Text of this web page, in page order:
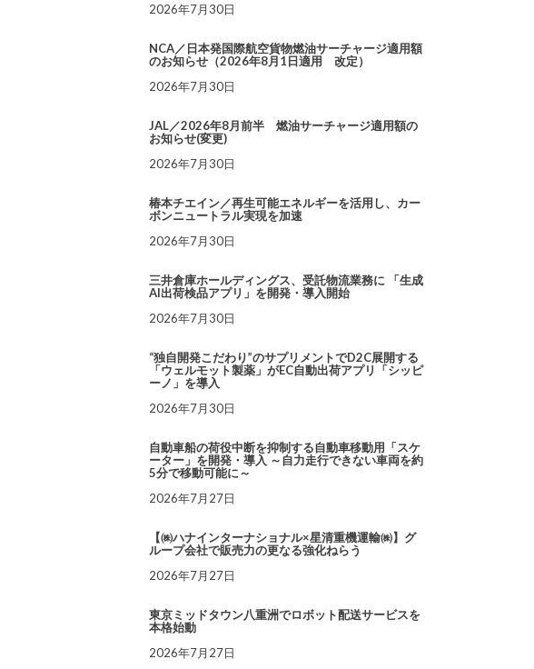
2026年7月30日
NCA／日本発国際航空貨物燃油サーチャージ適用額
のお知らせ（2026年8月1日適用 改定）
2026年7月30日
JAL／2026年8月前半 燃油サーチャージ適用額の
お知らせ(変更)
2026年7月30日
椿本チエイン／再生可能エネルギーを活用し、カー
ボンニュートラル実現を加速
2026年7月30日
三井倉庫ホールディングス、受託物流業務に 「生成
AI出荷検品アプリ」を開発・導入開始
2026年7月30日
“独自開発こだわり”のサプリメントでD2C展開する
「ウェルモット製薬」がEC自動出荷アプリ「シッピ
ーノ」を導入
2026年7月30日
自動車船の荷役中断を抑制する自動車移動用「スケ
ーター」を開発・導入 ～自力走行できない車両を約
5分で移動可能に～
2026年7月27日
【㈱ハナインターナショナル×星清重機運輸㈱】グ
ループ会社で販売力の更なる強化ねらう
2026年7月27日
東京ミッドタウン八重洲でロボット配送サービスを
本格始動
2026年7月27日